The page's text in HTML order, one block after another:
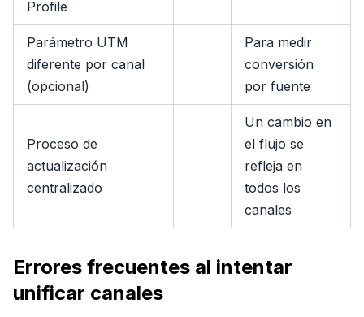
Profile
Parámetro UTM
diferente por canal
(opcional)
Para medir
conversión
por fuente
Proceso de
actualización
centralizado
Un cambio en
el flujo se
refleja en
todos los
canales
Errores frecuentes al intentar
unificar canales